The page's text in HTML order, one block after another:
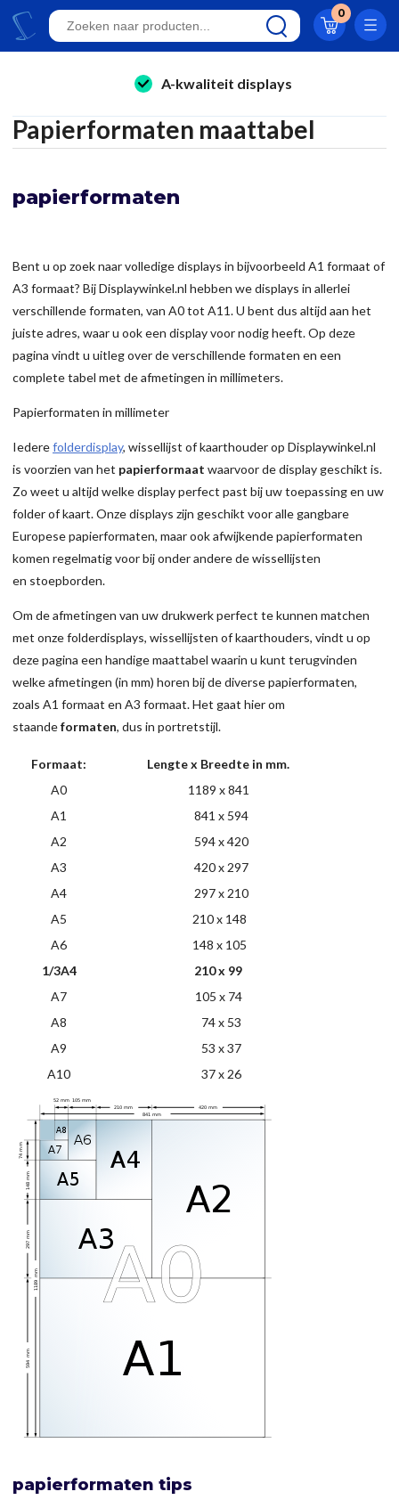
0
kaarthouders
winkelinrichting & retail displays
stoepborden
kantoorartikelen
Klantwaardering 8.9
A-kwaliteit displays
Eigen productie
24/7 bereikbaar
Papierformaten maattabel
papierformaten
Bent u op zoek naar volledige displays in bijvoorbeeld A1 formaat of
A3 formaat? Bij Displaywinkel.nl hebben we displays in allerlei
verschillende formaten, van A0 tot A11. U bent dus altijd aan het
juiste adres, waar u ook een display voor nodig heeft. Op deze
pagina vindt u uitleg over de verschillende formaten en een
complete tabel met de afmetingen in millimeters.
Papierformaten in millimeter
Iederefolderdisplay, wissellijst of kaarthouder op Displaywinkel.nl
is voorzien van het papierformaat waarvoor de display geschikt is.
Zo weet u altijd welke display perfect past bij uw toepassing en uw
folder of kaart. Onze displays zijn geschikt voor alle gangbare
Europese papierformaten, maar ook afwijkende papierformaten
komen regelmatig voor bij onder andere de wissellijsten
en stoepborden.
Om de afmetingen van uw drukwerk perfect te kunnen matchen
met onze folderdisplays, wissellijsten of kaarthouders, vindt u op
deze pagina een handige maattabel waarin u kunt terugvinden
welke afmetingen (in mm) horen bij de diverse papierformaten,
zoals A1 formaat en A3 formaat. Het gaat hier om
staandeformaten, dus in portretstijl.
Formaat:
Lengte x Breedte in mm.
A0
1189 x 841
A1
841 x 594
A2
594 x 420
A3
420 x 297
A4
297 x 210
A5
210 x 148
A6
148 x 105
1/3A4
210 x 99
A7
105 x 74
A8
74 x 53
A9
53 x 37
A10
37 x 26
papierformaten tips